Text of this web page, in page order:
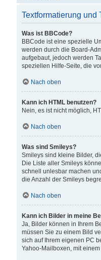
Textformatierung und
Was ist BBCode?
BBCode ist eine spezielle
werden durch die Board-
aufgebaut, jedoch werden
speziellen Hilfe-Seite, die
Nach oben
Kann ich HTML benutzen?
Nein, es ist nicht möglich,
Nach oben
Was sind Smileys?
Smileys sind kleine Bilder,
Die Liste aller Smileys
schnell unlesbar machen
die Anzahl der Smileys
Nach oben
Kann ich Bilder in meine
Ja, Bilder können in Ihrem
müssen Sie zu einem Bild
sich auf Ihrem eigenen PC
Yahoo-Mailboxen, mit